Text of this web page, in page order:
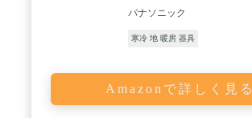
パナソニック
寒冷 地 暖房 器具
Amazonで詳しく見る